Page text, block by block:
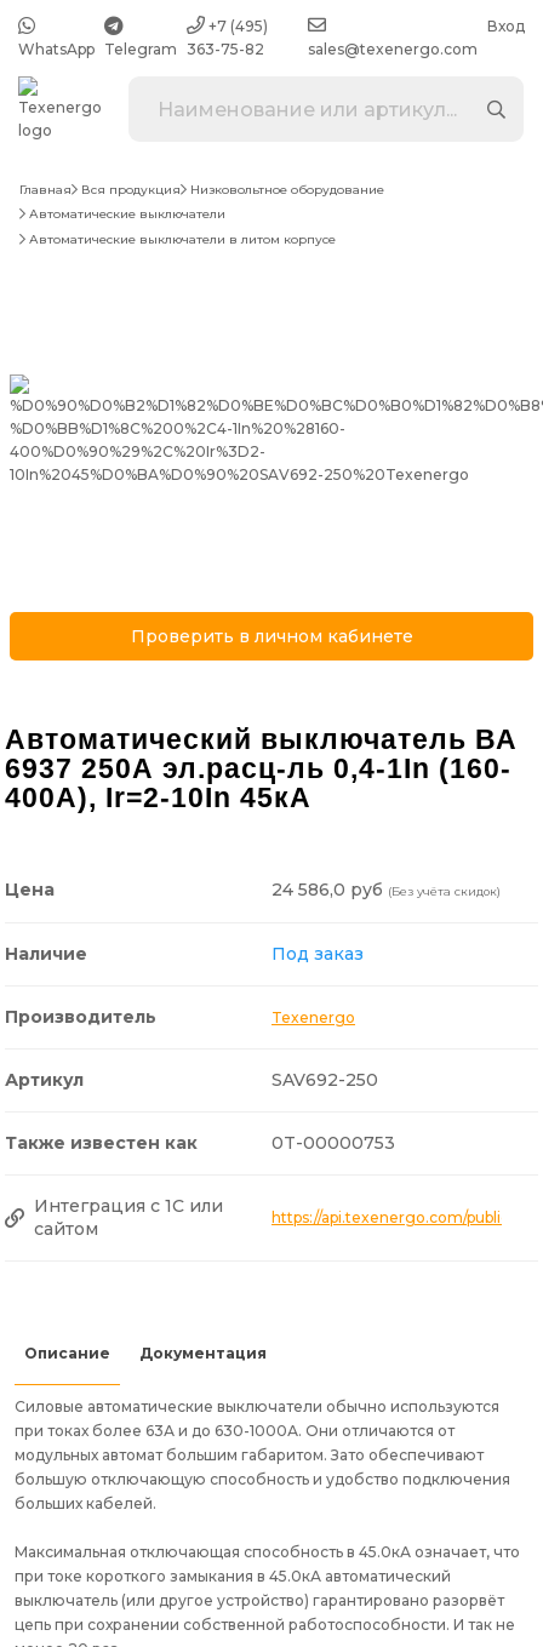
WhatsApp Telegram
+7 (495)
363-75-82
sales@texenergo.com
Вход
Главная Вся продукция
Низковольтное оборудование
Автоматические выключатели
Автоматические выключатели в литом корпусе
Проверить в личном кабинете
Автоматический выключатель ВА
6937 250А эл.расц-ль 0,4-1In (160-
400А), Ir=2-10In 45кА
Цена 24 586,0 руб (Без учёта скидок)
Наличие Под заказ
Производитель Texenergo
Артикул SAV692-250
Также известен как 0T-00000753
Интеграция с 1С или
сайтом
https://api.texenergo.com/public/
Описание Документация
Силовые автоматические выключатели обычно используются
при токах более 63А и до 630-1000А. Они отличаются от
модульных автомат большим габаритом. Зато обеспечивают
большую отключающую способность и удобство подключения
больших кабелей.
Максимальная отключающая способность в 45.0кА означает, что
при токе короткого замыкания в 45.0кА автоматический
выключатель (или другое устройство) гарантировано разорвёт
цепь при сохранении собственной работоспособности. И так не